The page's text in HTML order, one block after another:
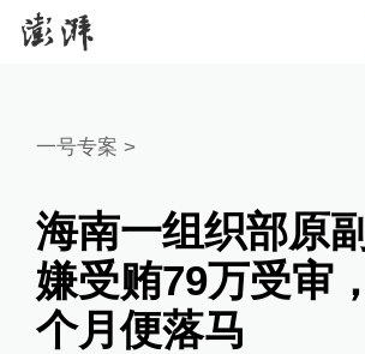
一号专案 >
海南一组织部原
嫌受贿79万受审
个月便落马